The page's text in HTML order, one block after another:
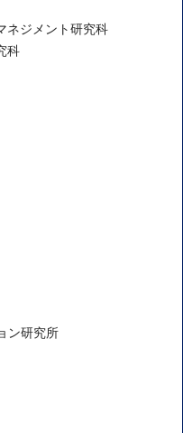
ネジメント研究科
科
ン研究所